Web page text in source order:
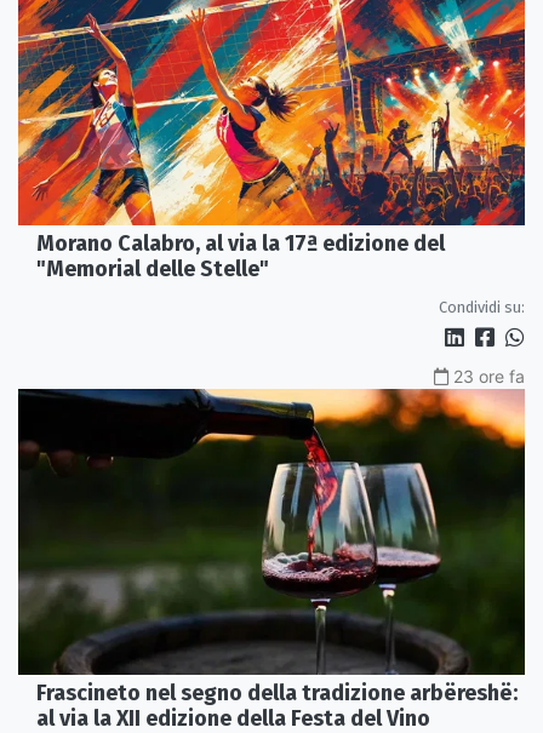
Morano Calabro, al via la 17ª edizione del
"Memorial delle Stelle"
Condividi su:
23 ore fa
Frascineto nel segno della tradizione arbëreshë:
al via la XII edizione della Festa del Vino